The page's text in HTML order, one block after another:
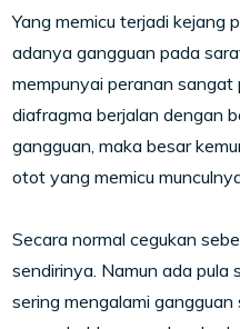
Yang memicu terjadi kejang
adanya gangguan pada
mempunyai peranan
diafragma berjalan dengan
gangguan, maka besar
otot yang memicu
Secara normal cegukan
sendirinya. Namun ada pula
sering mengalami